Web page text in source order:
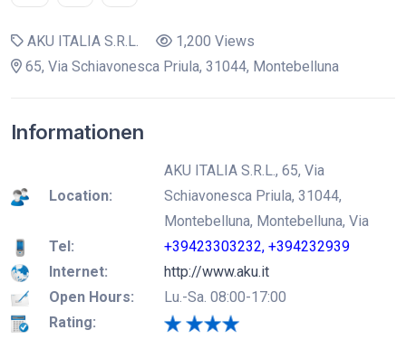
AKU ITALIA S.R.L.
1,200 Views
65, Via Schiavonesca Priula, 31044, Montebelluna
Informationen
Location:
AKU ITALIA S.R.L., 65, Via
Schiavonesca Priula, 31044,
Montebelluna, Montebelluna, Via
Tel:
+39423303232, +394232939
Internet:
http://www.aku.it
Open Hours:
Lu.-Sa. 08:00-17:00
Rating: